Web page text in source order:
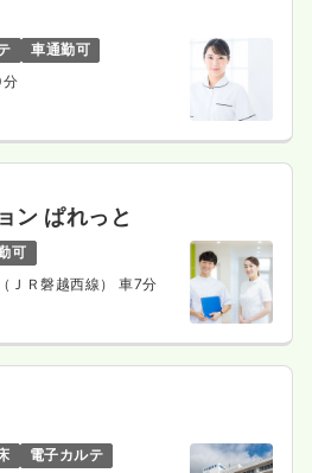
車通勤可
分
ン ぱれっと
可
ＪＲ磐越西線） 車7分
電子カルテ